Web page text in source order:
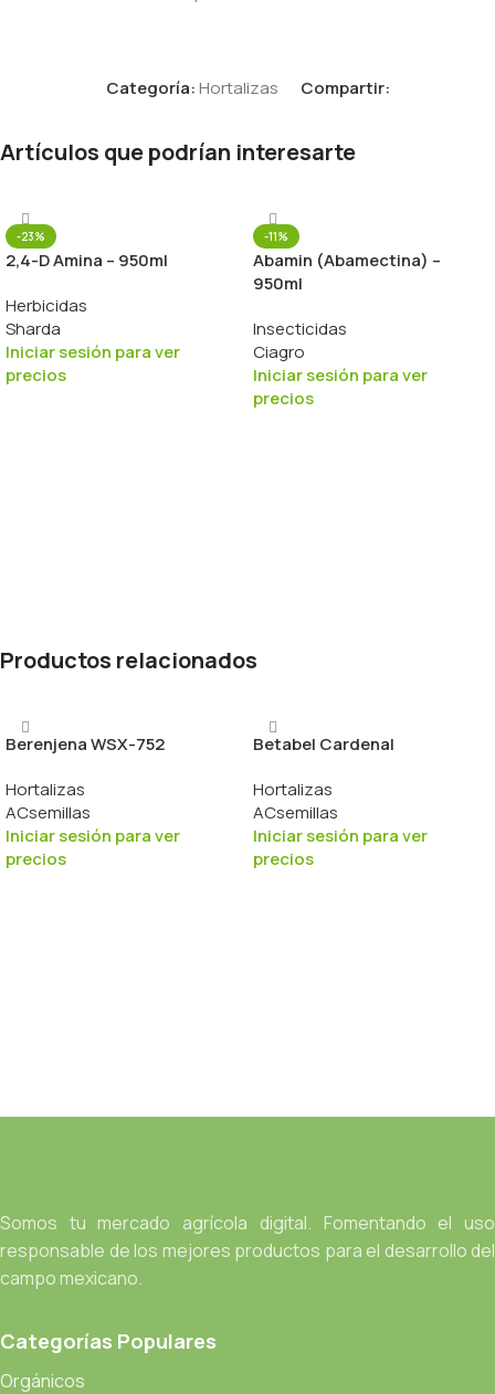
Categoría:Hortalizas Compartir:
Artículos que podrían interesarte
-23%
2,4-D Amina – 950ml
Herbicidas
Sharda
Iniciar sesión para ver
precios
-11%
Abamin (Abamectina) –
950ml
Insecticidas
Ciagro
Iniciar sesión para ver
precios
Productos relacionados
Berenjena WSX-752
Hortalizas
ACsemillas
Iniciar sesión para ver
precios
Betabel Cardenal
Hortalizas
ACsemillas
Iniciar sesión para ver
precios
Somos tu mercado agrícola digital. Fomentando el uso
responsable de los mejores productos para el desarrollo del
campo mexicano.
Categorías Populares
Orgánicos